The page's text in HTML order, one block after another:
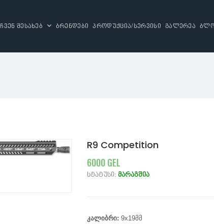
ჩვენ შესახებ ბრენდები პროდუქცია/სერვისი გალერეა
R9 Competition
6000 GEL
სტატუსი: მარაგშია
კალიბრი: 9x19მმ